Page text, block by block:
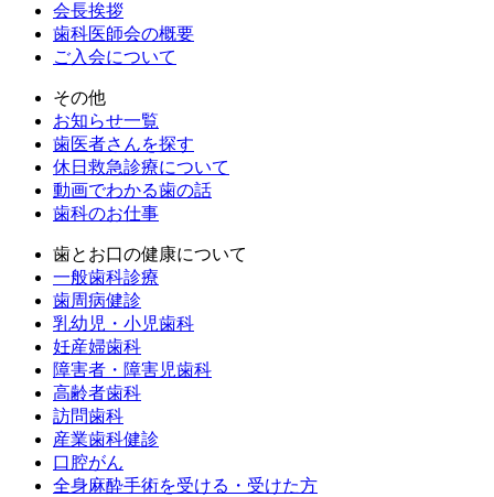
会長挨拶
歯科医師会の概要
ご入会について
その他
お知らせ一覧
歯医者さんを探す
休日救急診療について
動画でわかる歯の話
歯科のお仕事
歯とお口の健康について
一般歯科診療
歯周病健診
乳幼児・小児歯科
妊産婦歯科
障害者・障害児歯科
高齢者歯科
訪問歯科
産業歯科健診
口腔がん
全身麻酔手術を受ける・受けた方